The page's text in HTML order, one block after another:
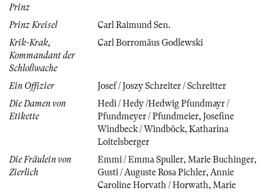
Prinz
Prinz Kreisel
Carl Raimund Sen.
Krik-Krak,
Kommandant der
Schloßwache
Carl Borromäus Godlewski
Ein Offizier
Josef / Joszy Schreiter / Schreitter
Die Damen von
Etikette
Hedi / Hedy /Hedwig Pfundmayr /
Pfundmeyer / Pfundmeier, Josefine
Windbeck / Windböck, Katharina
Loitelsberger
Die Fräulein von
Zierlich
Emmi / Emma Spuller, Marie Buchinger,
Gusti / Auguste Rosa Pichler, Annie
Caroline Horvath / Horwath, Marie